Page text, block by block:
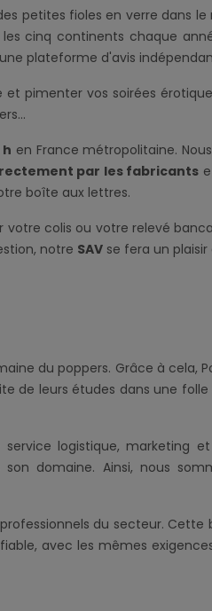
petites fioles en verre dans
cinq continents chaque
plateforme d'avis
pimenter vos soirées
en France métropolitaine.
par les fabricants
boîte aux lettres.
colis ou votre relevé
notre SAV se fera un
du poppers. Grâce à cela,
de leurs études dans une
logistique, marketing
domaine. Ainsi, nous
du secteur. Cette
avec les mêmes